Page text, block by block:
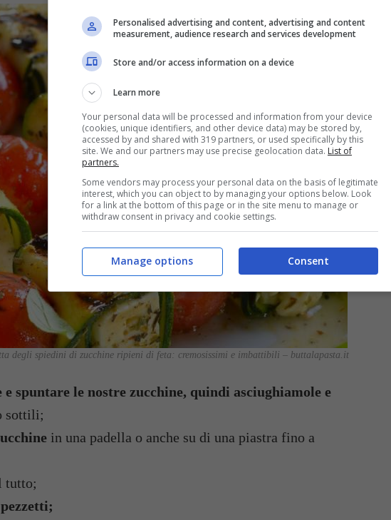
degli spiedini di zucchine ripieni di feta: cremosissimi e imbattibili – buttalapasta.it
e spuntare le nostre zucchine, quindi asciughiamole e
sottili;
in una padella o anche su di una piastra fino a
tutto;
Personalised advertising and content, advertising and content
measurement, audience research and services development
Store and/or access information on a device
Learn more
Your personal data will be processed and information from your device
(cookies, unique identifiers, and other device data) may be stored by,
accessed by and shared with 319 partners, or used specifically by this
site. We and our partners may use precise geolocation data. List of
partners.
Some vendors may process your personal data on the basis of legitimate
interest, which you can object to by managing your options below. Look
for a link at the bottom of this page or in the site menu to manage or
withdraw consent in privacy and cookie settings.
Consent
Manage options